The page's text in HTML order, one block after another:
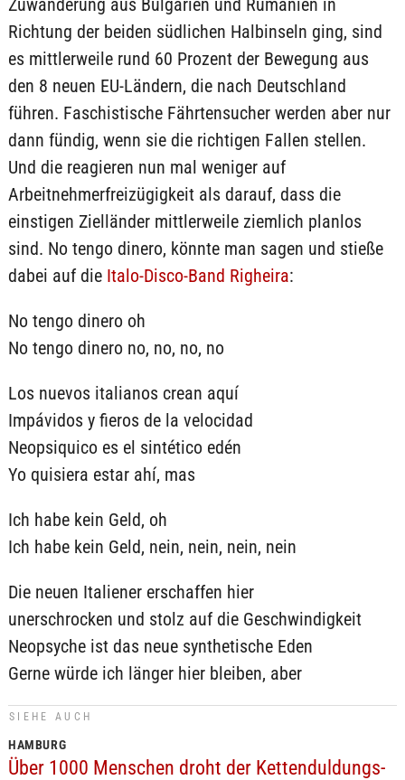
Zuwanderung aus Bulgarien und Rumänien in
Richtung der beiden südlichen Halbinseln ging, sind
es mittlerweile rund 60 Prozent der Bewegung aus
den 8 neuen EU-Ländern, die nach Deutschland
führen. Faschistische Fährtensucher werden aber nur
dann fündig, wenn sie die richtigen Fallen stellen.
Und die reagieren nun mal weniger auf
Arbeitnehmerfreizügigkeit als darauf, dass die
einstigen Zielländer mittlerweile ziemlich planlos
sind. No tengo dinero, könnte man sagen und stieße
dabei auf die Italo-Disco-Band Righeira:
No tengo dinero oh
No tengo dinero no, no, no, no
Los nuevos italianos crean aquí
Impávidos y fieros de la velocidad
Neopsiquico es el sintético edén
Yo quisiera estar ahí, mas
Ich habe kein Geld, oh
Ich habe kein Geld, nein, nein, nein, nein
Die neuen Italiener erschaffen hier
unerschrocken und stolz auf die Geschwindigkeit
Neopsyche ist das neue synthetische Eden
Gerne würde ich länger hier bleiben, aber
SIEHE AUCH
HAMBURG
Über 1000 Menschen droht der Kettenduldungs-